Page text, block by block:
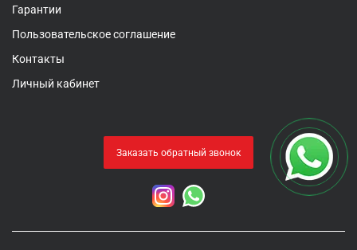
Гарантии
Пользовательское соглашение
Контакты
Личный кабинет
Заказать обратный звонок